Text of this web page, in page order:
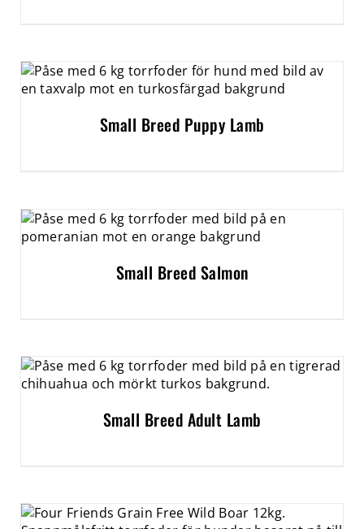
Small Breed Puppy Lamb
Small Breed Salmon
Small Breed Adult Lamb